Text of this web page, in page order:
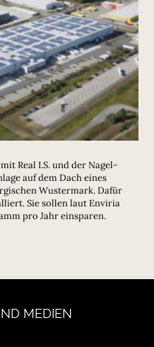
Real I.S. und der Nagel-
auf dem Dach eines
Wustermark. Dafür
Sie sollen laut Enviria
pro Jahr einsparen.
MEDIEN